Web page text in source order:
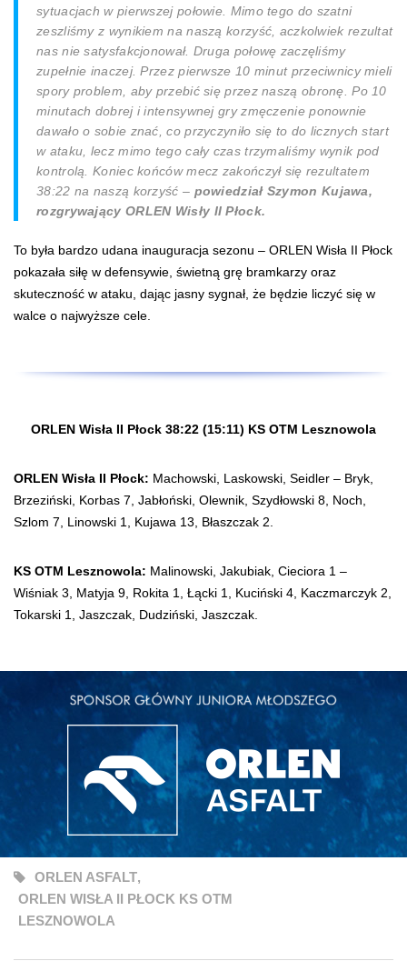
sytuacjach w pierwszej połowie. Mimo tego do szatni
zeszliśmy z wynikiem na naszą korzyść, aczkolwiek rezultat
nas nie satysfakcjonował. Druga połowę zaczęliśmy
zupełnie inaczej. Przez pierwsze 10 minut przeciwnicy mieli
spory problem, aby przebić się przez naszą obronę. Po 10
minutach dobrej i intensywnej gry zmęczenie ponownie
dawało o sobie znać, co przyczyniło się to do licznych start
w ataku, lecz mimo tego cały czas trzymaliśmy wynik pod
kontrolą. Koniec końców mecz zakończył się rezultatem
38:22 na naszą korzyść – powiedział Szymon Kujawa,
rozgrywający ORLEN Wisły II Płock.
To była bardzo udana inauguracja sezonu – ORLEN Wisła II Płock
pokazała siłę w defensywie, świetną grę bramkarzy oraz
skuteczność w ataku, dając jasny sygnał, że będzie liczyć się w
walce o najwyższe cele.
ORLEN Wisła II Płock 38:22 (15:11) KS OTM Lesznowola
ORLEN Wisła II Płock: Machowski, Laskowski, Seidler – Bryk,
Brzeziński, Korbas 7, Jabłoński, Olewnik, Szydłowski 8, Noch,
Szlom 7, Linowski 1, Kujawa 13, Błaszczak 2.
KS OTM Lesznowola: Malinowski, Jakubiak, Cieciora 1 –
Wiśniak 3, Matyja 9, Rokita 1, Łącki 1, Kuciński 4, Kaczmarczyk 2,
Tokarski 1, Jaszczak, Dudziński, Jaszczak.
ORLEN ASFALT,
ORLEN WISŁA II PŁOCK KS OTM
LESZNOWOLA